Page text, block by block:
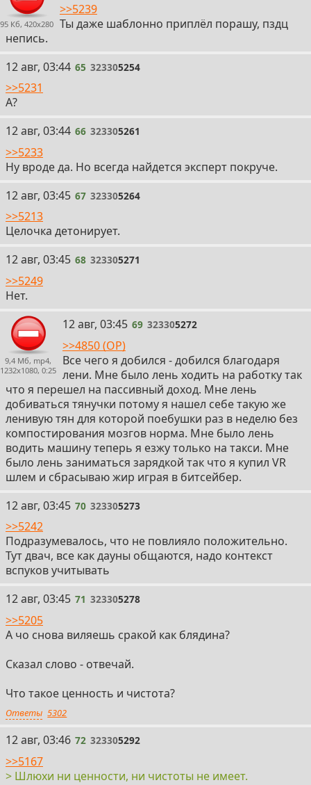
95 Кб, 420x280
>>5239
Ты даже шаблонно приплёл порашу, пздц
непись.
65
12 авг, 03:44 65 323305254
>>5231
А?
66
12 авг, 03:44 66 323305261
>>5233
Ну вроде да. Но всегда найдется эксперт покруче.
67
12 авг, 03:45 67 323305264
>>5213
Целочка детонирует.
68
12 авг, 03:45 68 323305271
>>5249
Нет.
9,4 Мб, mp4,
1232x1080, 0:25
69
12 авг, 03:45 69 323305272
>>4850 (OP)
Все чего я добился - добился благодаря
лени. Мне было лень ходить на работку так
что я перешел на пассивный доход. Мне лень
добиваться тянучки потому я нашел себе такую же
ленивую тян для которой поебушки раз в неделю без
компостирования мозгов норма. Мне было лень
водить машину теперь я езжу только на такси. Мне
было лень заниматься зарядкой так что я купил VR
шлем и сбрасываю жир играя в битсейбер.
70
12 авг, 03:45 70 323305273
>>5242
Подразумевалось, что не повлияло положительно.
Тут двач, все как дауны общаются, надо контекст
вспуков учитывать
71
12 авг, 03:45 71 323305278
>>5205
А чо снова виляешь сракой как блядина?
Сказал слово - отвечай.
Что такое ценность и чистота?
Ответы 5302
72
12 авг, 03:46 72 323305292
>>5167
> Шлюхи ни ценности, ни чистоты не имеет.